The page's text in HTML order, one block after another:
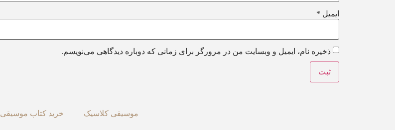
ایمیل *
ذخیره نام، ایمیل و وبسایت من در مرورگر برای زمانی که دوباره دیدگاهی می‌نویسم.
موسیقی کلاسیک خرید کتاب موسیقی